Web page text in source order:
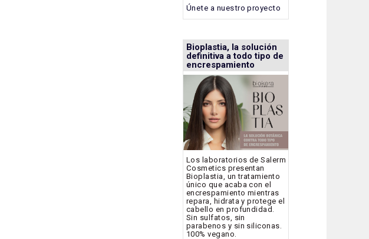
Únete a nuestro proyecto
Bioplastia, la solución
definitiva a todo tipo de
encrespamiento
Los laboratorios de Salerm
Cosmetics presentan
Bioplastia, un tratamiento
único que acaba con el
encrespamiento mientras
repara, hidrata y protege el
cabello en profundidad.
Sin sulfatos, sin
parabenos y sin siliconas.
100% vegano.